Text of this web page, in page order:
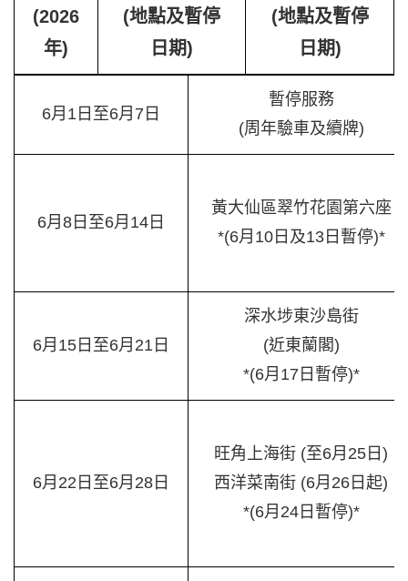
(2026
年)
(地點及暫停
日期)
(地點及暫停
日期)
6月1日至6月7日
暫停服務
(周年驗車及續牌)
6月8日至6月14日
黃大仙區翠竹花園第六座
*(6月10日及13日暫停)*
6月15日至6月21日
深水埗東沙島街
(近東蘭閣)
*(6月17日暫停)*
6月22日至6月28日
旺角上海街 (至6月25日)
西洋菜南街 (6月26日起)
*(6月24日暫停)*